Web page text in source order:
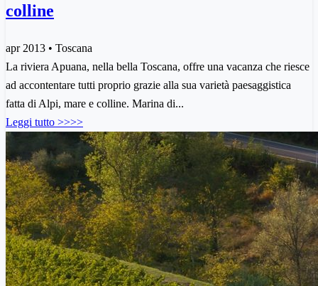
colline
apr 2013 • Toscana
La riviera Apuana, nella bella Toscana, offre una vacanza che riesce
ad accontentare tutti proprio grazie alla sua varietà paesaggistica
fatta di Alpi, mare e colline. Marina di...
Leggi tutto >>>>